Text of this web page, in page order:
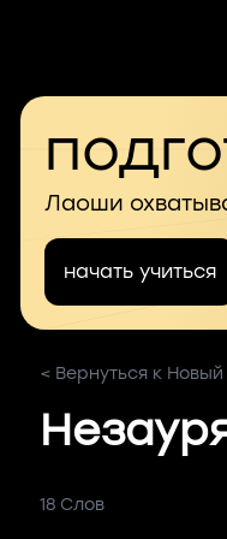
Лаоши
начать учиться
< Вернуться к Новый
18 Слов